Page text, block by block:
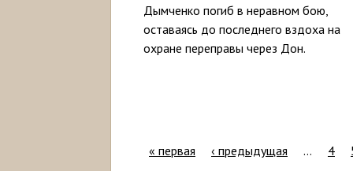
Дымченко погиб в неравном бою,
оставаясь до последнего вздоха на
охране переправы через Дон.
« первая ‹ предыдущая … 4